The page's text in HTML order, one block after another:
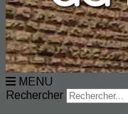
MENU
Rechercher